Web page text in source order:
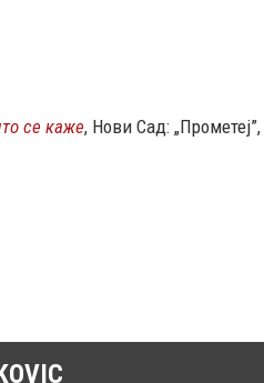
се каже, Нови Сад: